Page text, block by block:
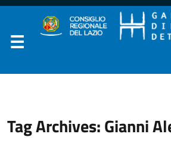
Tag Archives: Gianni